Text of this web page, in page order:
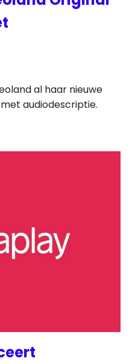
al haar nieuwe
audiodescriptie.